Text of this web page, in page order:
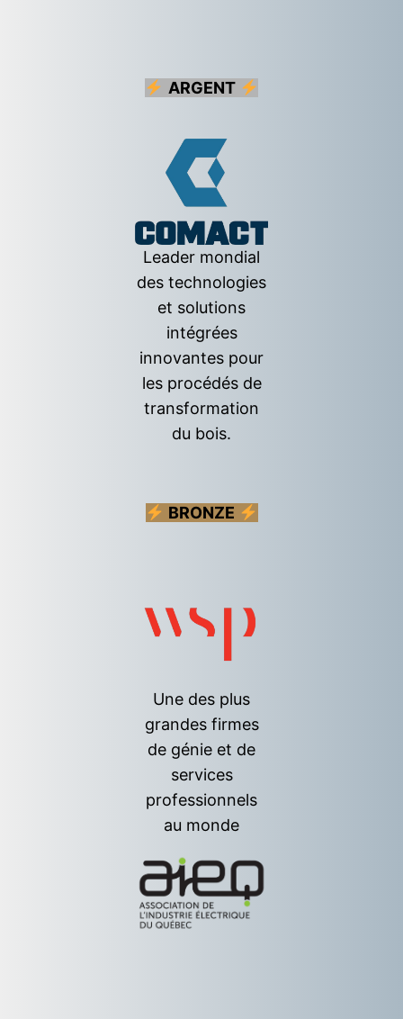
ARGENT
Leader mondial
des technologies
et solutions
intégrées
innovantes pour
les procédés de
transformation
du bois.
BRONZE
Une des plus
grandes firmes
de génie et de
services
professionnels
au monde